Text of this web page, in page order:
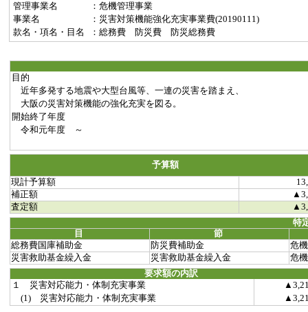
管理事業名
：危機管理事業
事業名
：災害対策機能強化充実事業費(20190111)
款名・項名・目名
：総務費 防災費 防災総務費
目的
近年多発する地震や大型台風等、一連の災害を踏まえ、
大阪の災害対策機能の強化充実を図る。
開始終了年度
令和元年度 ～
予算額
現計予算額
補正額
査定額
特
目
節
総務費国庫補助金
防災費補助金
危
災害救助基金繰入金
災害救助基金繰入金
危
要求額の内訳
１ 災害対応能力・体制充実事業
(1) 災害対応能力・体制充実事業